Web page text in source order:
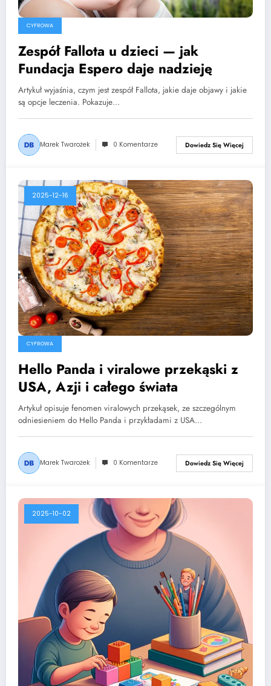
CYFROWA
Zespół Fallota u dzieci — jak
Fundacja Espero daje nadzieję
Artykuł wyjaśnia, czym jest zespół Fallota, jakie daje objawy i jakie
są opcje leczenia. Pokazuje…
Marek Twarożek 0 Komentarze Dowiedz Się Więcej
2025-12-16
CYFROWA
Hello Panda i viralowe przekąski z
USA, Azji i całego świata
Artykuł opisuje fenomen viralowych przekąsek, ze szczególnym
odniesieniem do Hello Panda i przykładami z USA…
Marek Twarożek 0 Komentarze Dowiedz Się Więcej
2025-10-02